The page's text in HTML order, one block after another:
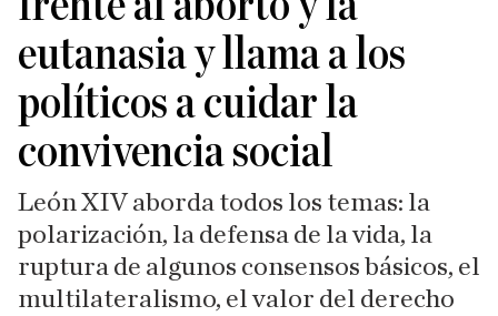
eutanasia y llama a los
políticos a cuidar la
convivencia social
León XIV aborda todos los temas: la
polarización, la defensa de la vida, la
ruptura de algunos consensos básicos, el
multilateralismo, el valor del derecho